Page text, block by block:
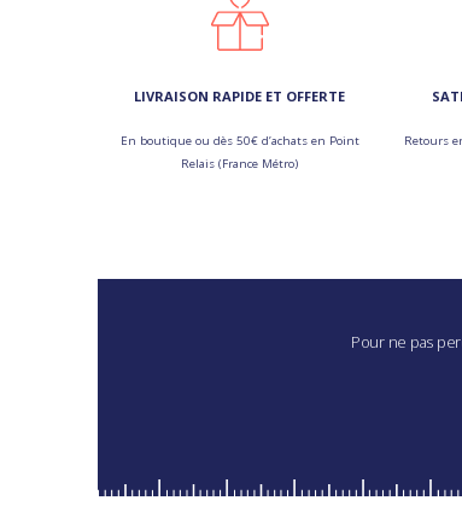
LIVRAISON RAPIDE ET OFFERTE
En boutique ou dès 50€ d’achats en Point
Relais (France Métro)
Retours
Pour ne pas